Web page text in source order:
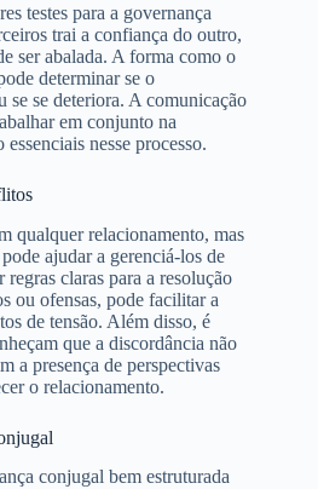
testes para a governança
trai a confiança do outro,
ser abalada. A forma como o
determinar se o
se se deteriora. A comunicação
em conjunto na
nesse processo.
qualquer relacionamento, mas
ajudar a gerenciá-los de
claras para a resolução
ou ofensas, pode facilitar a
de tensão. Além disso, é
que a discordância não
a presença de perspectivas
o relacionamento.
conjugal bem estruturada